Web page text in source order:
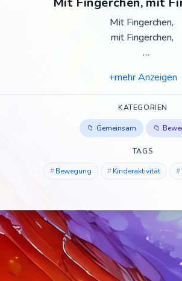
Mit Fingerchen,
mit Fingerchen,
flacher Hand.
Mit Fäusten,
mit Fäusten,
klatsch, klatsch,
an den Kopf,
Form daraus
einen Blumentopf.
+mehr Anzeigen
KATEGORIEN
Gemeinsam
TAGS
Bewegung Kinderaktivität